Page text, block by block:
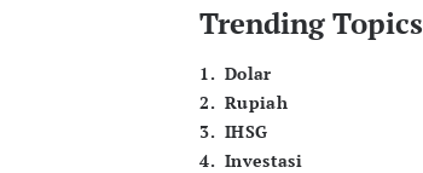
Trending Topics
1. Dolar
2. Rupiah
3. IHSG
4. Investasi